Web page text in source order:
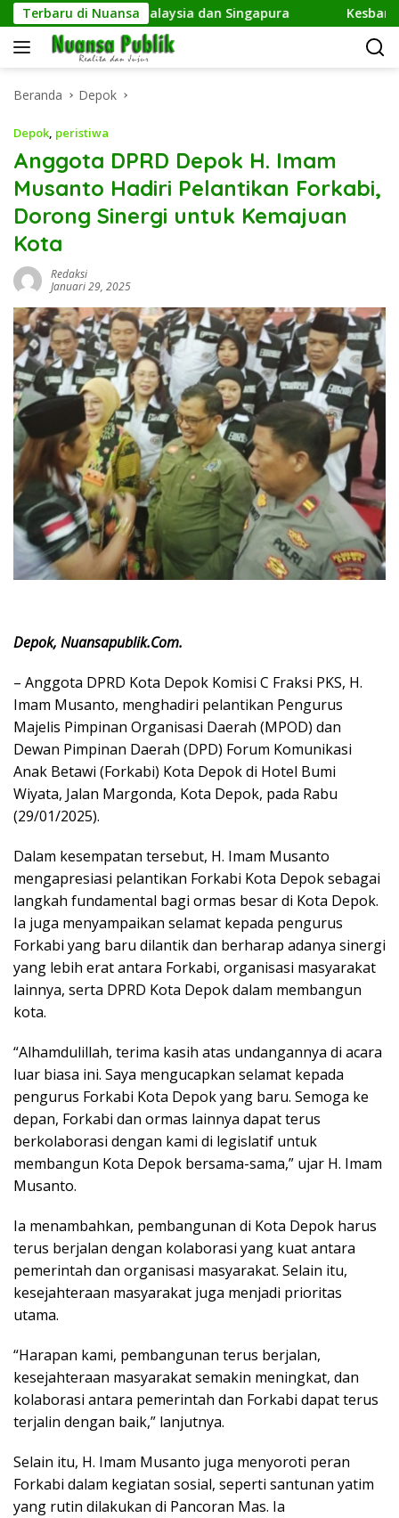
Langsung
ke
konten
Terbaru di Nuansa
hingga Malaysia dan Singapura Kesbangpol
Beranda Depok
Depok, peristiwa
Anggota DPRD Depok H. Imam
Musanto Hadiri Pelantikan Forkabi,
Dorong Sinergi untuk Kemajuan
Kota
Redaksi
Januari 29, 2025
Depok, Nuansapublik.Com.
– Anggota DPRD Kota Depok Komisi C Fraksi PKS, H.
Imam Musanto, menghadiri pelantikan Pengurus
Majelis Pimpinan Organisasi Daerah (MPOD) dan
Dewan Pimpinan Daerah (DPD) Forum Komunikasi
Anak Betawi (Forkabi) Kota Depok di Hotel Bumi
Wiyata, Jalan Margonda, Kota Depok, pada Rabu
(29/01/2025).
Dalam kesempatan tersebut, H. Imam Musanto
mengapresiasi pelantikan Forkabi Kota Depok sebagai
langkah fundamental bagi ormas besar di Kota Depok.
Ia juga menyampaikan selamat kepada pengurus
Forkabi yang baru dilantik dan berharap adanya sinergi
yang lebih erat antara Forkabi, organisasi masyarakat
lainnya, serta DPRD Kota Depok dalam membangun
kota.
“Alhamdulillah, terima kasih atas undangannya di acara
luar biasa ini. Saya mengucapkan selamat kepada
pengurus Forkabi Kota Depok yang baru. Semoga ke
depan, Forkabi dan ormas lainnya dapat terus
berkolaborasi dengan kami di legislatif untuk
membangun Kota Depok bersama-sama,” ujar H. Imam
Musanto.
Ia menambahkan, pembangunan di Kota Depok harus
terus berjalan dengan kolaborasi yang kuat antara
pemerintah dan organisasi masyarakat. Selain itu,
kesejahteraan masyarakat juga menjadi prioritas
utama.
“Harapan kami, pembangunan terus berjalan,
kesejahteraan masyarakat semakin meningkat, dan
kolaborasi antara pemerintah dan Forkabi dapat terus
terjalin dengan baik,” lanjutnya.
Selain itu, H. Imam Musanto juga menyoroti peran
Forkabi dalam kegiatan sosial, seperti santunan yatim
yang rutin dilakukan di Pancoran Mas. Ia